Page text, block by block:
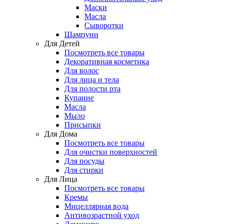
Маски
Масла
Сыворотки
Шампуни
Для Детей
Посмотреть все товары
Декоративная косметика
Для волос
Для лица и тела
Для полости рта
Купание
Масла
Мыло
Присыпки
Для Дома
Посмотреть все товары
Для очистки поверхностей
Для посуды
Для стирки
Для Лица
Посмотреть все товары
Кремы
Мицеллярная вода
Антивозрастной уход